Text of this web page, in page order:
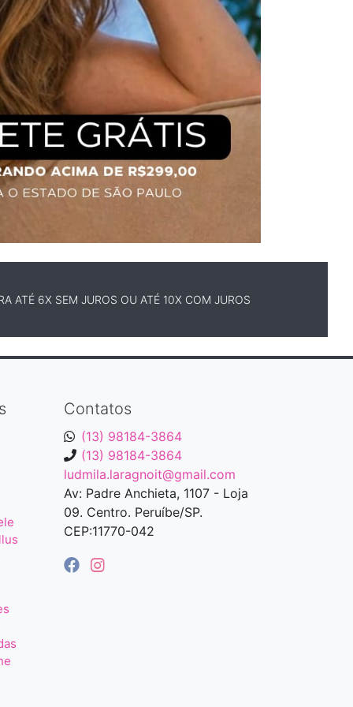
ATÉ 6X SEM JUROS OU ATÉ 10X COM JUROS
Contatos
(13) 98184-3864
(13) 98184-3864
ludmila.laragnoit@gmail.com
Av: Padre Anchieta, 1107 - Loja
09. Centro. Peruíbe/SP.
CEP:11770-042